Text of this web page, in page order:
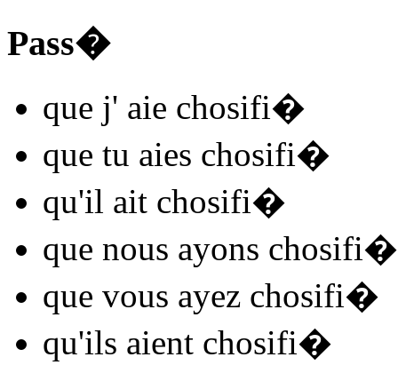
Pass�
que j' aie chosifi�
que tu aies chosifi�
qu'il ait chosifi�
que nous ayons chosifi�
que vous ayez chosifi�
qu'ils aient chosifi�